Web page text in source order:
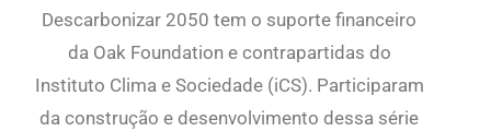
Descarbonizar 2050 tem o suporte financeiro
da Oak Foundation e contrapartidas do
Instituto Clima e Sociedade (iCS). Participaram
da construção e desenvolvimento dessa série